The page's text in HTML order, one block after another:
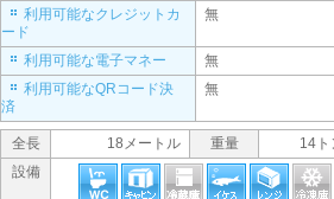
利用可能なクレジットカ
ード
無
利用可能な電子マネー
無
利用可能なQRコード決
済
無
全長 18メートル 重量 14ト
設備